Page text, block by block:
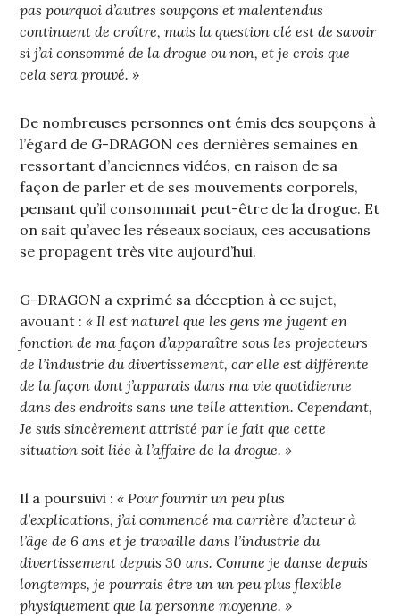
pas pourquoi d’autres soupçons et malentendus
continuent de croître, mais la question clé est de savoir
si j’ai consommé de la drogue ou non, et je crois que
cela sera prouvé. »
De nombreuses personnes ont émis des soupçons à
l’égard de G-DRAGON ces dernières semaines en
ressortant d’anciennes vidéos, en raison de sa
façon de parler et de ses mouvements corporels,
pensant qu’il consommait peut-être de la drogue. Et
on sait qu’avec les réseaux sociaux, ces accusations
se propagent très vite aujourd’hui.
G-DRAGON a exprimé sa déception à ce sujet,
avouant :« Il est naturel que les gens me jugent en
fonction de ma façon d’apparaître sous les projecteurs
de l’industrie du divertissement, car elle est différente
de la façon dont j’apparais dans ma vie quotidienne
dans des endroits sans une telle attention. Cependant,
Je suis sincèrement attristé par le fait que cette
situation soit liée à l’affaire de la drogue. »
Il a poursuivi :« Pour fournir un peu plus
d’explications, j’ai commencé ma carrière d’acteur à
l’âge de 6 ans et je travaille dans l’industrie du
divertissement depuis 30 ans. Comme je danse depuis
longtemps, je pourrais être un un peu plus flexible
physiquement que la personne moyenne. »